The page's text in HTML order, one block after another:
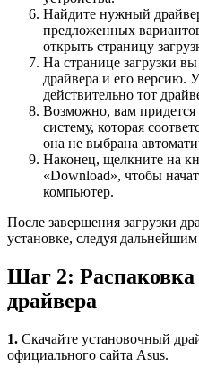
Найдите нужный
предложенных
открыть страницу
На странице загрузки
драйвера и его версию.
действительно тот
Возможно, вам
систему, которая
она не выбрана
Наконец, щелкните на
«Download», чтобы
компьютер.
После завершения загрузки
установке, следуя
Шаг 2: Распаковка
драйвера
1. Скачайте установочный
официального сайта Asus.